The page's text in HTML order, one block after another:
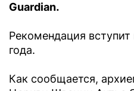
Guardian.
Рекомендация
года.
Как сообщается,